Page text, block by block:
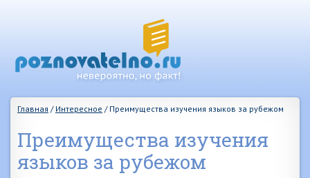
Главная / Интересное / Преимущества изучения языков за рубежом
Преимущества изучения
языков за рубежом